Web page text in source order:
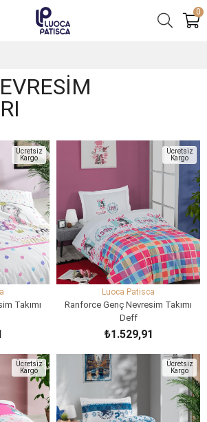
0
Ücretsiz
Kargo
Takımı
Ücretsiz
Kargo
Luoca Patisca
Ranforce Genç Nevresim Takımı
Deff
₺1.529,91
SEPETE EKLE
Ücretsiz
Kargo
Ücretsiz
Kargo